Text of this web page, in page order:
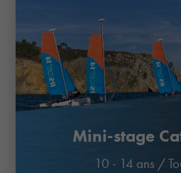
Mini-stage
10 - 14 ans /